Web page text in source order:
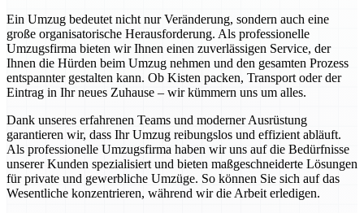
Ein Umzug bedeutet nicht nur Veränderung, sondern auch eine
große organisatorische Herausforderung. Als professionelle
Umzugsfirma bieten wir Ihnen einen zuverlässigen Service, der
Ihnen die Hürden beim Umzug nehmen und den gesamten Prozess
entspannter gestalten kann. Ob Kisten packen, Transport oder der
Eintrag in Ihr neues Zuhause – wir kümmern uns um alles.
Dank unseres erfahrenen Teams und moderner Ausrüstung
garantieren wir, dass Ihr Umzug reibungslos und effizient abläuft.
Als professionelle Umzugsfirma haben wir uns auf die Bedürfnisse
unserer Kunden spezialisiert und bieten maßgeschneiderte Lösungen
für private und gewerbliche Umzüge. So können Sie sich auf das
Wesentliche konzentrieren, während wir die Arbeit erledigen.